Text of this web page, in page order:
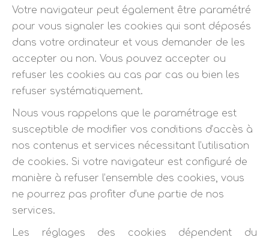
Votre navigateur peut également être paramétré
pour vous signaler les cookies qui sont déposés
dans votre ordinateur et vous demander de les
accepter ou non. Vous pouvez accepter ou
refuser les cookies au cas par cas ou bien les
refuser systématiquement.
Nous vous rappelons que le paramétrage est
susceptible de modifier vos conditions d’accès à
nos contenus et services nécessitant l’utilisation
de cookies. Si votre navigateur est configuré de
manière à refuser l’ensemble des cookies, vous
ne pourrez pas profiter d’une partie de nos
services.
Les réglages des cookies dépendent du